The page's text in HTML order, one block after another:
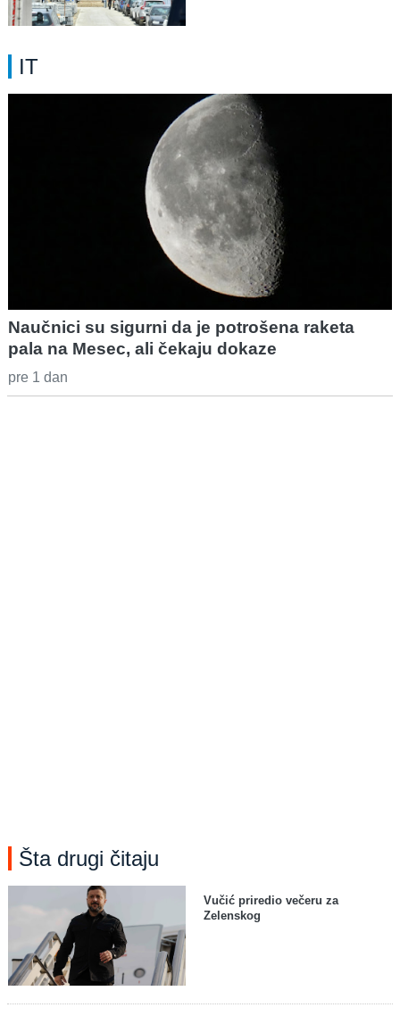
IT
Naučnici su sigurni da je potrošena raketa
pala na Mesec, ali čekaju dokaze
pre 1 dan
Šta drugi čitaju
Vučić priredio večeru za
Zelenskog